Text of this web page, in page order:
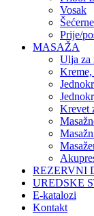
Vosak
Prije/
MASAŽA
Ulja za
Kreme,
Krevet
REZERVNI
UREDSKE
E-katalozi
Kontakt